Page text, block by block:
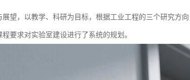
望，以教学、科研为目标，根据工业工程的三个研究方
要求对实验室建设进行了系统的规划。